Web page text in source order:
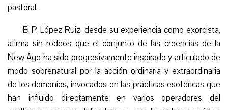
pastoral.
El P. López Ruiz, desde su experiencia como exorcista,
afirma sin rodeos que el conjunto de las creencias de la
New Age ha sido progresivamente inspirado y articulado de
modo sobrenatural por la acción ordinaria y extraordinaria
de los demonios, invocados en las prácticas esotéricas que
han influido directamente en varios operadores del